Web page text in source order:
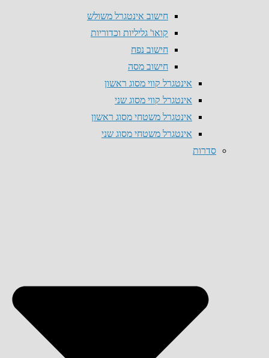
חישוב אינטגרל משולש
קואו' גליליות וכדוריות
חישוב נפח
חישוב מסה
אינטגרל קווי מסוג ראשון
אינטגרל קווי מסוג שני
אינטגרל משטחי מסוג ראשון
אינטגרל משטחי מסוג שני
סדרות